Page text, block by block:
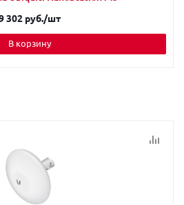
302 руб./шт
В корзину